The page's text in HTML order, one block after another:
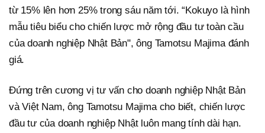
từ 15% lên hơn 25% trong sáu năm tới. “Kokuyo là hình
mẫu tiêu biểu cho chiến lược mở rộng đầu tư toàn cầu
của doanh nghiệp Nhật Bản", ông Tamotsu Majima đánh
giá.
Đứng trên cương vị tư vấn cho doanh nghiệp Nhật Bản
và Việt Nam, ông Tamotsu Majima cho biết, chiến lược
đầu tư của doanh nghiệp Nhật luôn mang tính dài hạn.